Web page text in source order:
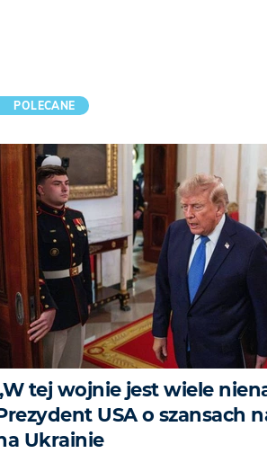
POLECANE
tej wojnie jest wiele
USA o szansach
Ukrainie